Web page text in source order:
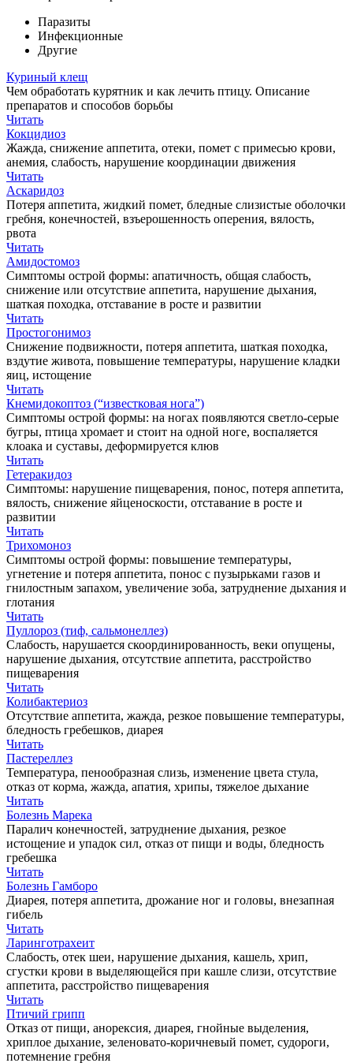
Паразиты
Инфекционные
Другие
Куриный клещ
Чем обработать курятник и как лечить птицу. Описание
препаратов и способов борьбы
Читать
Кокцидиоз
Жажда, снижение аппетита, отеки, помет с примесью крови,
анемия, слабость, нарушение координации движения
Читать
Аскаридоз
Потеря аппетита, жидкий помет, бледные слизистые оболочки
гребня, конечностей, взъерошенность оперения, вялость,
рвота
Читать
Амидостомоз
Симптомы острой формы: апатичность, общая слабость,
снижение или отсутствие аппетита, нарушение дыхания,
шаткая походка, отставание в росте и развитии
Читать
Простогонимоз
Снижение подвижности, потеря аппетита, шаткая походка,
вздутие живота, повышение температуры, нарушение кладки
яиц, истощение
Читать
Кнемидокоптоз (“известковая нога”)
Симптомы острой формы: на ногах появляются светло-серые
бугры, птица хромает и стоит на одной ноге, воспаляется
клоака и суставы, деформируется клюв
Читать
Гетеракидоз
Симптомы: нарушение пищеварения, понос, потеря аппетита,
вялость, снижение яйценоскости, отставание в росте и
развитии
Читать
Трихомоноз
Симптомы острой формы: повышение температуры,
угнетение и потеря аппетита, понос с пузырьками газов и
гнилостным запахом, увеличение зоба, затруднение дыхания и
глотания
Читать
Пуллороз (тиф, сальмонеллез)
Слабость, нарушается скоординированность, веки опущены,
нарушение дыхания, отсутствие аппетита, расстройство
пищеварения
Читать
Колибактериоз
Отсутствие аппетита, жажда, резкое повышение температуры,
бледность гребешков, диарея
Читать
Пастереллез
Температура, пенообразная слизь, изменение цвета стула,
отказ от корма, жажда, апатия, хрипы, тяжелое дыхание
Читать
Болезнь Марека
Паралич конечностей, затруднение дыхания, резкое
истощение и упадок сил, отказ от пищи и воды, бледность
гребешка
Читать
Болезнь Гамборо
Диарея, потеря аппетита, дрожание ног и головы, внезапная
гибель
Читать
Ларинготрахеит
Слабость, отек шеи, нарушение дыхания, кашель, хрип,
сгустки крови в выделяющейся при кашле слизи, отсутствие
аппетита, расстройство пищеварения
Читать
Птичий грипп
Отказ от пищи, анорексия, диарея, гнойные выделения,
хриплое дыхание, зеленовато-коричневый помет, судороги,
потемнение гребня